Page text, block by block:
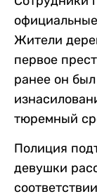
Жители
первое
ранее он
тюремный
Полиция
девушки